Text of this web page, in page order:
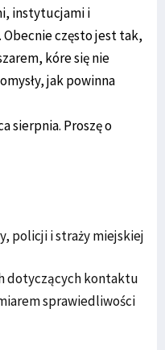
instytucjami i
często jest tak,
kóre się nie
jak powinna
sierpnia. Proszę o
policji i straży miejskiej
dotyczących kontaktu
sprawiedliwości